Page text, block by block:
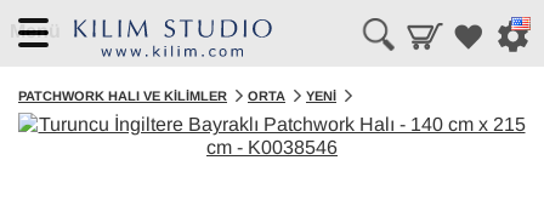
Menü
PATCHWORK HALI VE KILIMLER ORTA YENI